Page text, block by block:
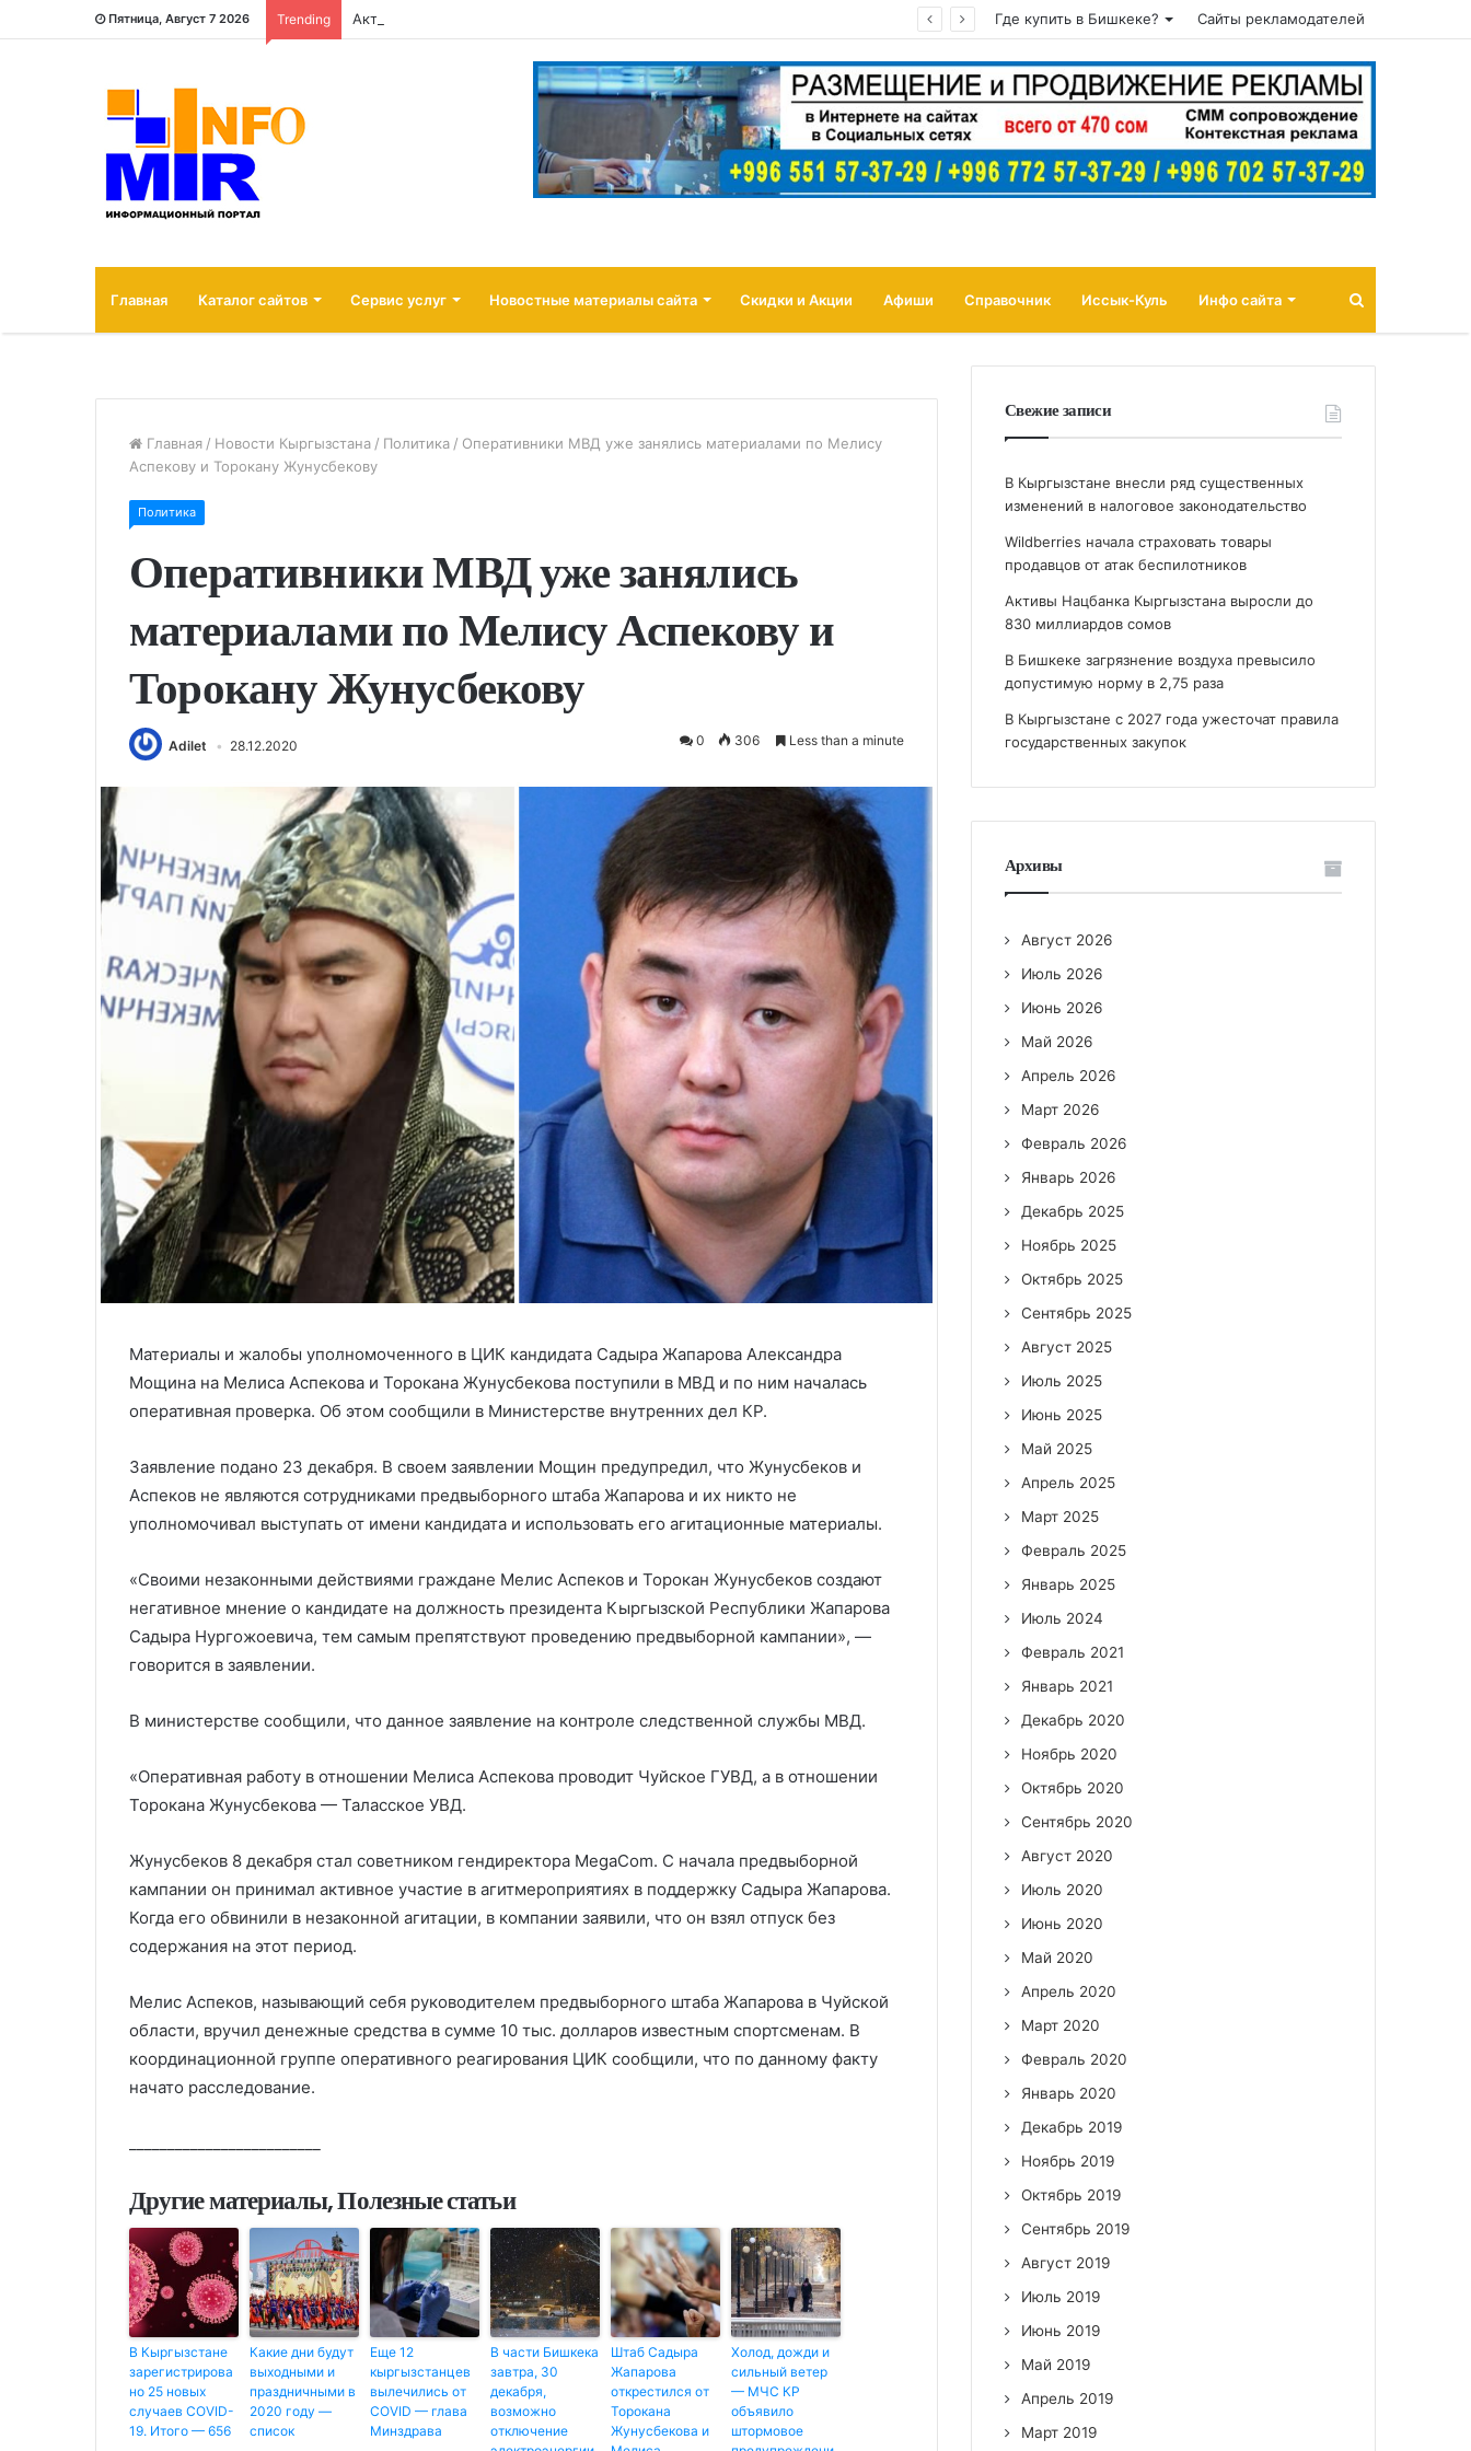
Пятница, Август 7 2026 Trending Активы Нацбанка Кыргызстана выросли до 830 миллиардов сомов Где купить в Бишкеке? Сайты рекламодателей
Главная Каталог сайтов Сервис услуг Новостные материалы сайта Скидки и Акции Афиши Справочник Иссык-Куль Инфо сайта
Главная / Новости Кыргызстана / Политика / Оперативники МВД уже занялись материалами по Мелису
Аспекову и Торокану Жунусбекову
Политика
Оперативники МВД уже занялись
материалами по Мелису Аспекову и
Торокану Жунусбекову
Adilet 28.12.2020 0 306 Less than a minute
Материалы и жалобы уполномоченного в ЦИК кандидата Садыра Жапарова Александра
Мощина на Мелиса Аспекова и Торокана Жунусбекова поступили в МВД и по ним началась
оперативная проверка. Об этом сообщили в Министерстве внутренних дел КР.
Заявление подано 23 декабря. В своем заявлении Мощин предупредил, что Жунусбеков и
Аспеков не являются сотрудниками предвыборного штаба Жапарова и их никто не
уполномочивал выступать от имени кандидата и использовать его агитационные материалы.
«Своими незаконными действиями граждане Мелис Аспеков и Торокан Жунусбеков создают
негативное мнение о кандидате на должность президента Кыргызской Республики Жапарова
Садыра Нургожоевича, тем самым препятствуют проведению предвыборной кампании», —
говорится в заявлении.
В министерстве сообщили, что данное заявление на контроле следственной службы МВД.
«Оперативная работу в отношении Мелиса Аспекова проводит Чуйское ГУВД, а в отношении
Торокана Жунусбекова — Таласское УВД.
Жунусбеков 8 декабря стал советником гендиректора MegaCom. С начала предвыборной
кампании он принимал активное участие в агитмероприятиях в поддержку Садыра Жапарова.
Когда его обвинили в незаконной агитации, в компании заявили, что он взял отпуск без
содержания на этот период.
Мелис Аспеков, называющий себя руководителем предвыборного штаба Жапарова в Чуйской
области, вручил денежные средства в сумме 10 тыс. долларов известным спортсменам. В
координационной группе оперативного реагирования ЦИК сообщили, что по данному факту
начато расследование.
Другие материалы, Полезные статьи
В Кыргызстане
зарегистрирова
но 25 новых
случаев COVID-
19. Итого — 656‬
Какие дни будут
выходными и
праздничными в
2020 году —
список
Еще 12
кыргызстанцев
вылечились от
COVID — глава
Минздрава
В части Бишкека
завтра, 30
декабря,
возможно
отключение
Штаб Садыра
Жапарова
открестился от
Торокана
Жунусбекова и
Холод, дожди и
сильный ветер
— МЧС КР
объявило
штормовое
Свежие записи
В Кыргызстане внесли ряд существенных
изменений в налоговое законодательство
Wildberries начала страховать товары
продавцов от атак беспилотников
Активы Нацбанка Кыргызстана выросли до
830 миллиардов сомов
В Бишкеке загрязнение воздуха превысило
допустимую норму в 2,75 раза
В Кыргызстане с 2027 года ужесточат правила
государственных закупок
Архивы
Август 2026
Июль 2026
Июнь 2026
Май 2026
Апрель 2026
Март 2026
Февраль 2026
Январь 2026
Декабрь 2025
Ноябрь 2025
Октябрь 2025
Сентябрь 2025
Август 2025
Июль 2025
Июнь 2025
Май 2025
Апрель 2025
Март 2025
Февраль 2025
Январь 2025
Июль 2024
Февраль 2021
Январь 2021
Декабрь 2020
Ноябрь 2020
Октябрь 2020
Сентябрь 2020
Август 2020
Июль 2020
Июнь 2020
Май 2020
Апрель 2020
Март 2020
Февраль 2020
Январь 2020
Декабрь 2019
Ноябрь 2019
Октябрь 2019
Сентябрь 2019
Август 2019
Июль 2019
Июнь 2019
Май 2019
Апрель 2019
Март 2019